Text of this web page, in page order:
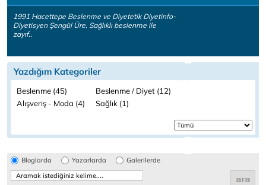
1991 Hacettepe Beslenme ve Diyetetik Diyetinfo-
Diyetisyen Şengül Üre. Sağlıklı beslenme ile
zayıf..
Yazdığım Kategoriler
Beslenme (45)
Beslenme / Diyet (12)
Alışveriş - Moda (4)
Sağlık (1)
Bloglarda Yazarlarda Galerilerde